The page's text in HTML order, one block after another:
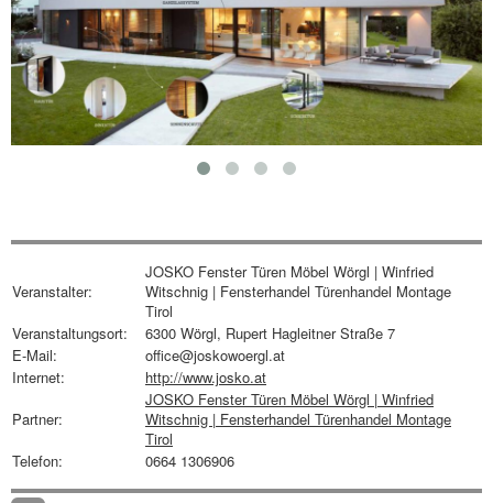
Veranstalter:
JOSKO Fenster Türen Möbel Wörgl | Winfried
Witschnig | Fensterhandel Türenhandel Montage
Tirol
Veranstaltungsort:
6300 Wörgl, Rupert Hagleitner Straße 7
E-Mail:
office@joskowoergl.at
Internet:
http://www.josko.at
Partner:
JOSKO Fenster Türen Möbel Wörgl | Winfried
Witschnig | Fensterhandel Türenhandel Montage
Tirol
Telefon:
0664 1306906